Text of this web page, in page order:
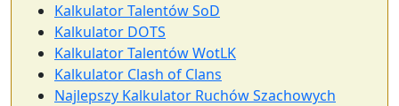
Kalkulator Talentów SoD
Kalkulator DOTS
Kalkulator Talentów WotLK
Kalkulator Clash of Clans
Najlepszy Kalkulator Ruchów Szachowych